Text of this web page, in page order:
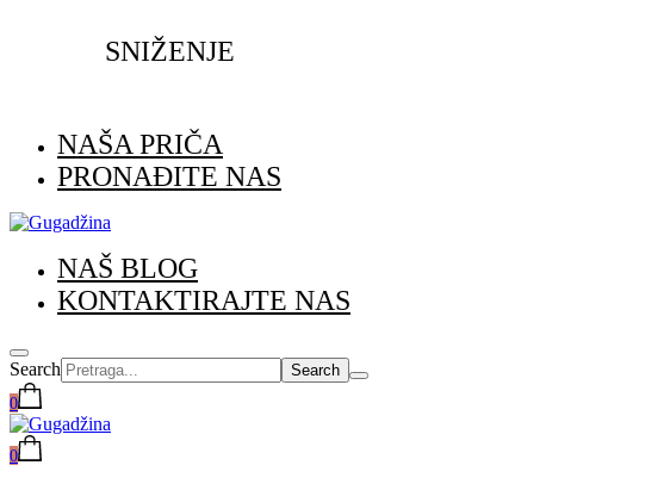
SNIŽENJE
NAŠA PRIČA
PRONAĐITE NAS
NAŠ BLOG
KONTAKTIRAJTE NAS
Search
0
0